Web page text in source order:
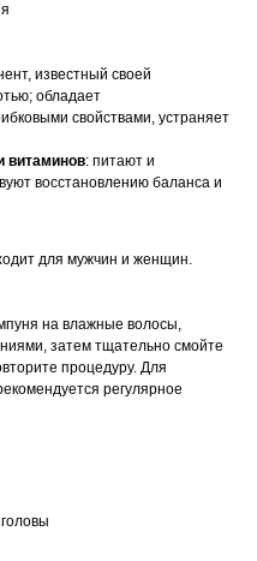
известный своей
обладает
свойствами, устраняет
витаминов: питают и
восстановлению баланса и
для мужчин и женщин.​
на влажные волосы,
затем тщательно смойте
процедуру. Для
регулярное